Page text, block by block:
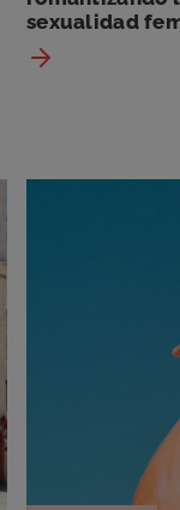
sexualidad